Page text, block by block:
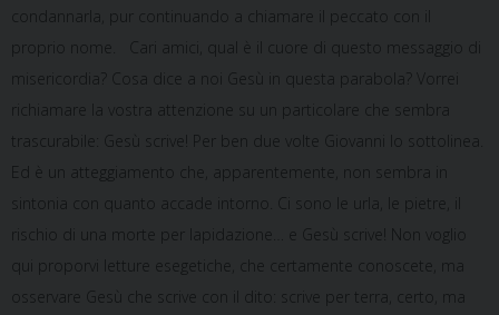
condannarla, pur continuando a chiamare il peccato con il
proprio nome. Cari amici, qual è il cuore di questo messaggio di
misericordia? Cosa dice a noi Gesù in questa parabola? Vorrei
richiamare la vostra attenzione su un particolare che sembra
trascurabile: Gesù scrive! Per ben due volte Giovanni lo sottolinea.
Ed è un atteggiamento che, apparentemente, non sembra in
sintonia con quanto accade intorno. Ci sono le urla, le pietre, il
rischio di una morte per lapidazione… e Gesù scrive! Non voglio
qui proporvi letture esegetiche, che certamente conoscete, ma
osservare Gesù che scrive con il dito: scrive per terra, certo, ma